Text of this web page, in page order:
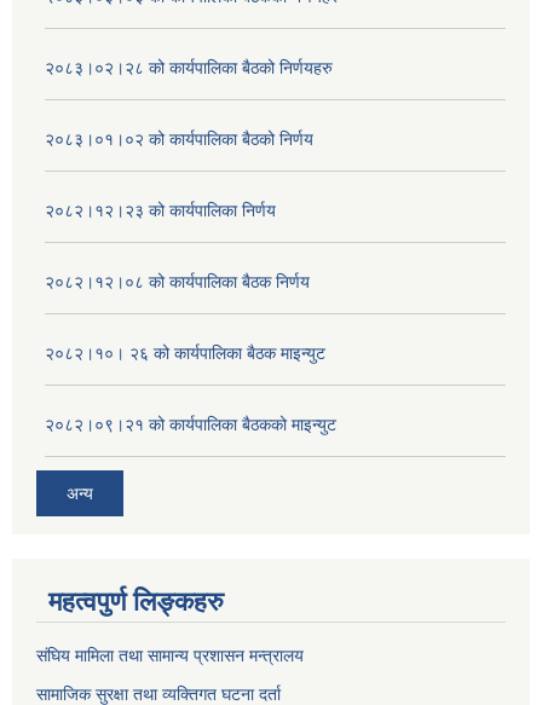
२०८३।०२।२८ को कार्यपालिका बैठको निर्णयहरु
२०८३।०१।०२ को कार्यपालिका बैठको निर्णय
२०८२।१२।२३ को कार्यपालिका निर्णय
२०८२।१२।०८ को कार्यपालिका बैठक निर्णय
२०८२।१०। २६ को कार्यपालिका बैठक माइन्युट
२०८२।०९।२१ को कार्यपालिका बैठकको माइन्युट
अन्य
महत्वपुर्ण लिङ्कहरु
संघिय मामिला तथा सामान्य प्रशासन मन्त्रालय
सामाजिक सुरक्षा तथा व्यक्तिगत घटना दर्ता